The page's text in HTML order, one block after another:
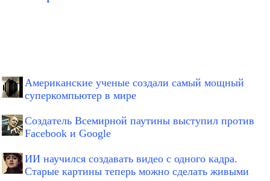
Американские ученые создали самый мощный
суперкомпьютер в мире
Создатель Всемирной паутины выступил против
Facebook и Google
ИИ научился создавать видео с одного кадра.
Старые картины теперь можно сделать живыми